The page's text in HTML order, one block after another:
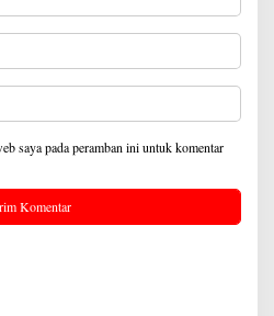
saya pada peramban ini untuk komentar